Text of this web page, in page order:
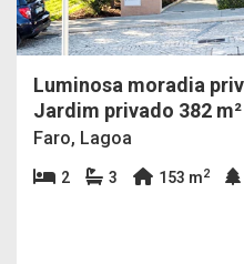
Luminosa moradia
Jardim privado 382 m²
Faro, Lagoa
2 3 153 m2